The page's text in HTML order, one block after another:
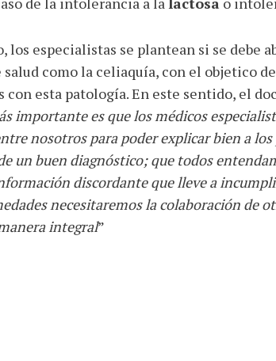
los especialistas se plantean si se debe
salud como la celiaquía, con el objetico
con esta patología. En este sentido, el
importante es que los médicos
nosotros para poder explicar bien a
un buen diagnóstico; que todos
discordante que lleve a
necesitaremos la colaboración de
integral”